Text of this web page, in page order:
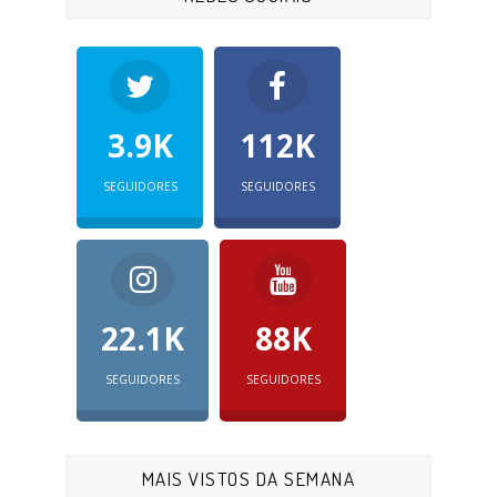
3.9K
SEGUIDORES
112K
SEGUIDORES
22.1K
SEGUIDORES
88K
SEGUIDORES
MAIS VISTOS DA SEMANA